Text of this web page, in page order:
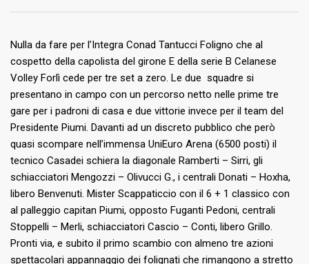
Nulla da fare per l’Integra Conad Tantucci Foligno che al
cospetto della capolista del girone E della serie B Celanese
Volley Forlì cede per tre set a zero. Le due squadre si
presentano in campo con un percorso netto nelle prime tre
gare per i padroni di casa e due vittorie invece per il team del
Presidente Piumi. Davanti ad un discreto pubblico che però
quasi scompare nell’immensa UniEuro Arena (6500 posti) il
tecnico Casadei schiera la diagonale Ramberti – Sirri, gli
schiacciatori Mengozzi – Olivucci G., i centrali Donati – Hoxha,
libero Benvenuti. Mister Scappaticcio con il 6 + 1 classico con
al palleggio capitan Piumi, opposto Fuganti Pedoni, centrali
Stoppelli – Merli, schiacciatori Cascio – Conti, libero Grillo.
Pronti via, e subito il primo scambio con almeno tre azioni
spettacolari appannaggio dei folignati che rimangono a stretto